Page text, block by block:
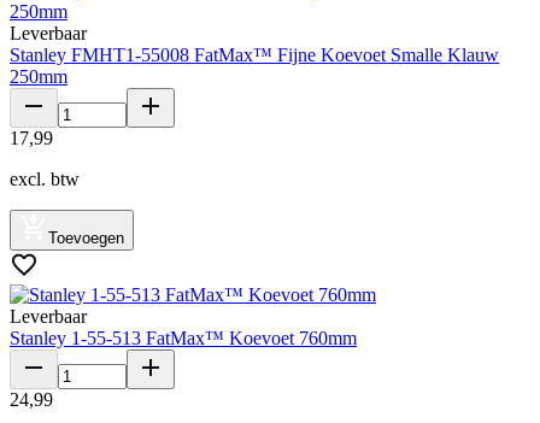
Leverbaar
Stanley FMHT1-55008 FatMax™ Fijne Koevoet Smalle Klauw
250mm
17,99
excl. btw
Toevoegen
Leverbaar
Stanley 1-55-513 FatMax™ Koevoet 760mm
24,99